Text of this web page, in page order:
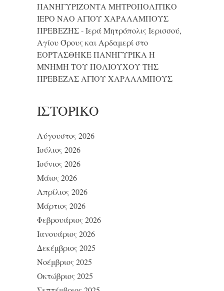
ΠΑΝΗΓΥΡΙΖΟΝΤΑ ΜΗΤΡΟΠΟΛΙΤΙΚΟ
ΙΕΡΟ ΝΑΟ ΑΓΙΟΥ ΧΑΡΑΛΑΜΠΟΥΣ
ΠΡΕΒΕΖΗΣ - Ιερά Μητρόπολις Ιερισσού,
Αγίου Όρους και Αρδαμερίστο
ΕΟΡΤΑΣΘΗΚΕ ΠΑΝΗΓΥΡΙΚΑ Η
ΜΝΗΜΗ ΤΟΥ ΠΟΛΙΟΥΧΟΥ ΤΗΣ
ΠΡΕΒΕΖΑΣ ΑΓΙΟΥ ΧΑΡΑΛΑΜΠΟΥΣ
ΙΣΤΟΡΙΚΌ
Αύγουστος 2026
Ιούλιος 2026
Ιούνιος 2026
Μάιος 2026
Απρίλιος 2026
Μάρτιος 2026
Φεβρουάριος 2026
Ιανουάριος 2026
Δεκέμβριος 2025
Νοέμβριος 2025
Οκτώβριος 2025